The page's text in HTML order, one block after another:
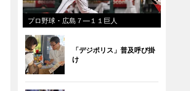
プロ野球・広島７―１１巨人
「デジポリス」普及呼び掛
け